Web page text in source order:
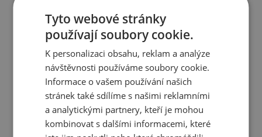
Tyto webové stránky
používají soubory cookie.
K personalizaci obsahu, reklam a analýze
návštěvnosti používáme soubory cookie.
Informace o vašem používání našich
stránek také sdílíme s našimi reklamními
a analytickými partnery, kteří je mohou
kombinovat s dalšími informacemi, které